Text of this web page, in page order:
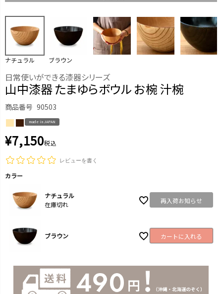
ナチュラル ブラウン
日常使いができる漆器シリーズ
山中漆器 たまゆらボウル お椀 汁椀
商品番号 90503
made in JAPAN
¥7,150税込
レビューを書く
カラー
ナチュラル
在庫切れ
再入荷お知らせ
ブラウン カートに入れる